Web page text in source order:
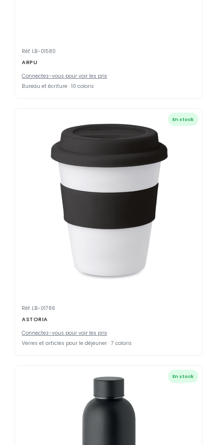
Réf. LB-01580
ARPU
Connectez-vous pour voir les prix
Bureau et écriture · 10 coloris
En stock
Réf. LB-01786
ASTORIA
Connectez-vous pour voir les prix
Verres et articles pour le déjeuner · 7 coloris
En stock